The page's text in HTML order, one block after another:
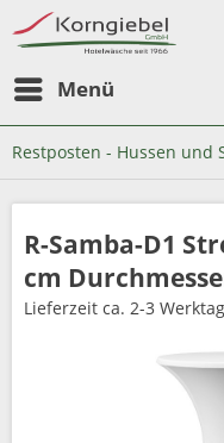
Menü
Restposten - Hussen und
R-Samba-D1
cm
Lieferzeit ca. 2-3